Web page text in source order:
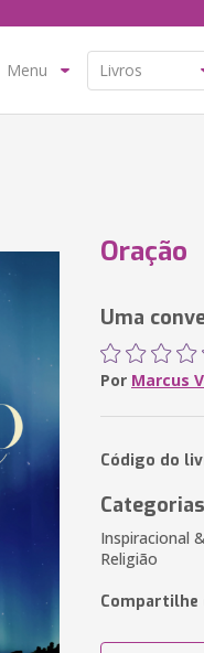
Menu
Oração
Uma
Por Marcus
Código do
Categorias
Inspiracional
Religião